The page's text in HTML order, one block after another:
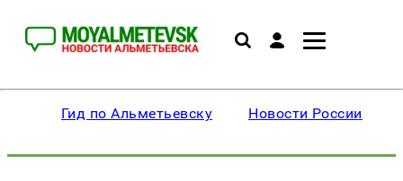
Гид по Альметьевску Новости России